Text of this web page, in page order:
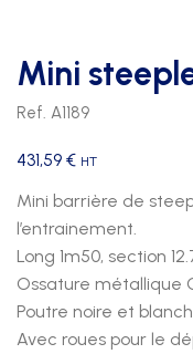
Mini
Ref. A1189
431,59 € HT
Mini barrière de
l’entrainement.
Long 1m50, section
Ossature métallique
Poutre noire et
Avec roues pour le